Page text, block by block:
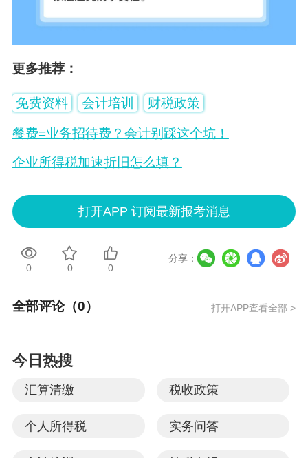
更多推荐：
免费资料 会计培训 财税政策
餐费=业务招待费？会计别踩这个坑！
企业所得税加速折旧怎么填？
打开APP 订阅最新报考消息
1744 124 112
分享：
全部评论（0） 打开APP查看全部 >
今日热搜
汇算清缴 税收政策
个人所得税 实务问答